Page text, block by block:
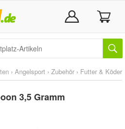
› Angelsport › Zubehör › Futter & Köder
3,5 Gramm